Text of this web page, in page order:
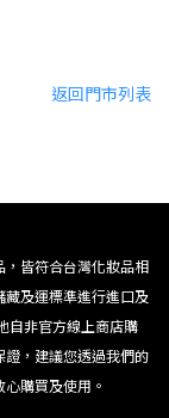
返回門市列表
皆符合台灣化妝品相
及運標準進行進口及
自非官方線上商店購
，建議您透過我們的
購買及使用。